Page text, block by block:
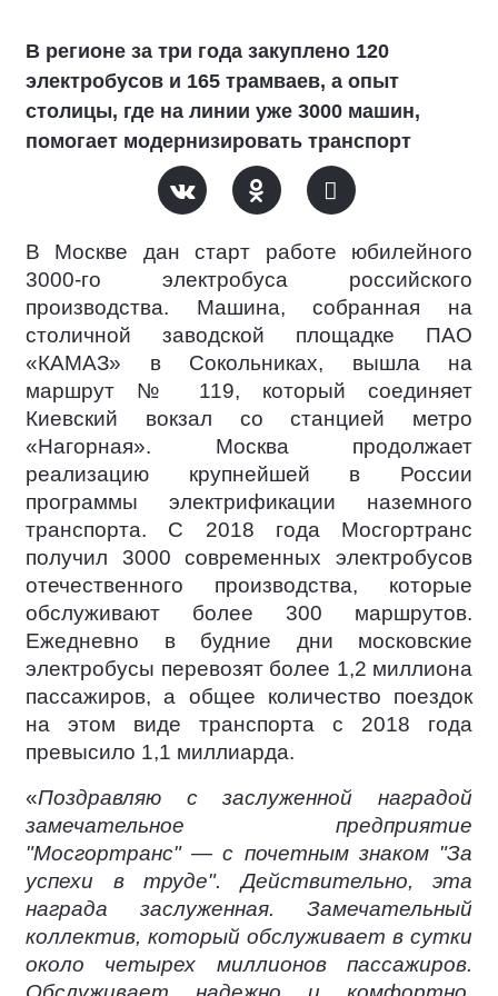
В регионе за три года закуплено 120
электробусов и 165 трамваев, а опыт
столицы, где на линии уже 3000 машин,
помогает модернизировать транспорт
В Москве дан старт работе юбилейного
3000-го электробуса российского
производства. Машина, собранная на
столичной заводской площадке ПАО
«КАМАЗ» в Сокольниках, вышла на
маршрут № 119, который соединяет
Киевский вокзал со станцией метро
«Нагорная». Москва продолжает
реализацию крупнейшей в России
программы электрификации наземного
транспорта. С 2018 года Мосгортранс
получил 3000 современных электробусов
отечественного производства, которые
обслуживают более 300 маршрутов.
Ежедневно в будние дни московские
электробусы перевозят более 1,2 миллиона
пассажиров, а общее количество поездок
на этом виде транспорта с 2018 года
превысило 1,1 миллиарда.
«Поздравляю с заслуженной наградой
замечательное предприятие
"Мосгортранс" — с почетным знаком "За
успехи в труде". Действительно, эта
награда заслуженная. Замечательный
коллектив, который обслуживает в сутки
около четырех миллионов пассажиров.